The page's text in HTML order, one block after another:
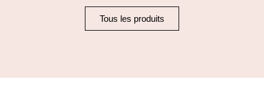
Tous les produits